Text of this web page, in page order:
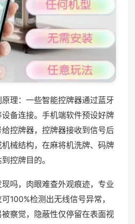
理：一些智能控牌器通过蓝牙
备连接。手机端软件预设好牌
控牌器，控牌器接收到信号后
械结构，在麻将机洗牌、码牌
控牌目的。
吗，肉眼难查外观痕迹，专业
100%检测出无线信号异常，
察觉，隐蔽性仅停留在表面视